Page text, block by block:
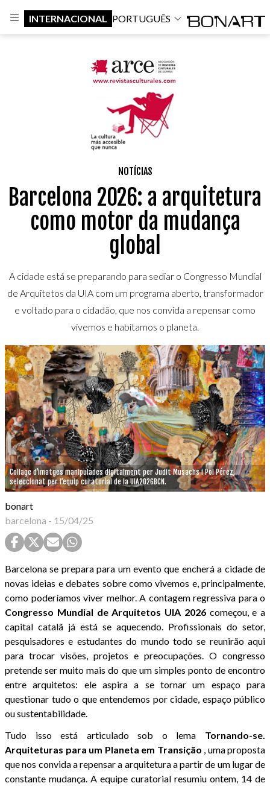
INTERNACIONAL PORTUGUÊS
NOTÍCIAS
Barcelona 2026: a arquitetura
como motor da mudança
global
A cidade está se preparando para sediar o Congresso Mundial
de Arquitetos da UIA com um programa aberto, transformador
e voltado para o cidadão, que nos convida a repensar como
vivemos e habitamos o planeta.
Collage d’imatges manipulades digitalment per Judit Musachs i Pol Pérez,
seleccionat per l’equip curatorial de la UIA2026BCN.
bonart
barcelona - 15/04/25
Barcelona se prepara para um evento que encherá a cidade de
novas ideias e debates sobre como vivemos e, principalmente,
como poderíamos viver melhor. A contagem regressiva para o
Congresso Mundial de Arquitetos UIA 2026começou, e a
capital catalã já está se aquecendo. Profissionais do setor,
pesquisadores e estudantes do mundo todo se reunirão aqui
para trocar visões, projetos e preocupações. O congresso
pretende ser muito mais do que um simples ponto de encontro
entre arquitetos: ele aspira a se tornar um espaço para
questionar tudo o que entendemos por cidade, espaço público
ou sustentabilidade.
Tudo isso está articulado sob o lema Tornando-se.
Arquiteturas para um Planeta em Transição , uma proposta
que nos convida a repensar a arquitetura a partir de um lugar de
constante mudança. A equipe curatorial resumiu ontem, 14 de